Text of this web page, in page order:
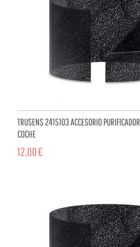
TRUSENS 2415103 ACCESORIO
COCHE
12,00 €